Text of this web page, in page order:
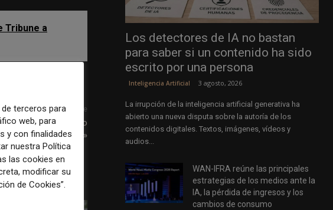
Tribune a
Artículo siguiente
operativo el diario
de las Ideas»
Los detectores de IA no bastan
para saber si un contenido ha sido
escrito por una persona
Inteligencia Artificial 3 agosto, 2026
La irrupción de la inteligencia artificial generativa ha
abierto una nueva disputa sobre la autoría de los
contenidos digitales. Textos, imágenes, vídeos y
audios...
WAN-IFRA reúne las principales
estrategias de los medios ante la
IA, la pérdida de ingresos y los
cambios de consumo
terceros para
web, para
y con finalidades
nuestra Política
las cookies en
modificar su
de Cookies”.